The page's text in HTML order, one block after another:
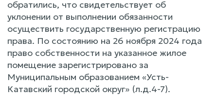
обратились, что свидетельствует об
уклонении от выполнении обязанности
осуществить государственную регистрацию
права. По состоянию на 26 ноября 2024 года
право собственности на указанное жилое
помещение зарегистрировано за
Муниципальным образованием «Усть-
Катавский городской округ» (л.д.4-7).